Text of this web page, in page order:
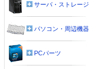
サーバ・ストレージ
パソコン・周辺機器
PCパーツ